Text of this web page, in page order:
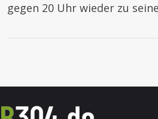
gegen 20 Uhr wieder zu